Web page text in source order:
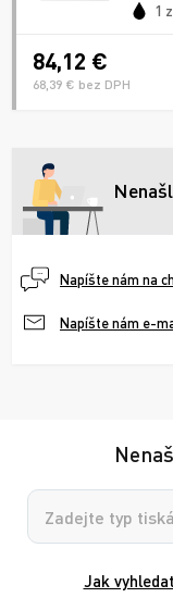
1
84,12 €
68,39 € bez DPH
Napíšte nám na
Napíšte nám e-
Vyhledávání
Jak